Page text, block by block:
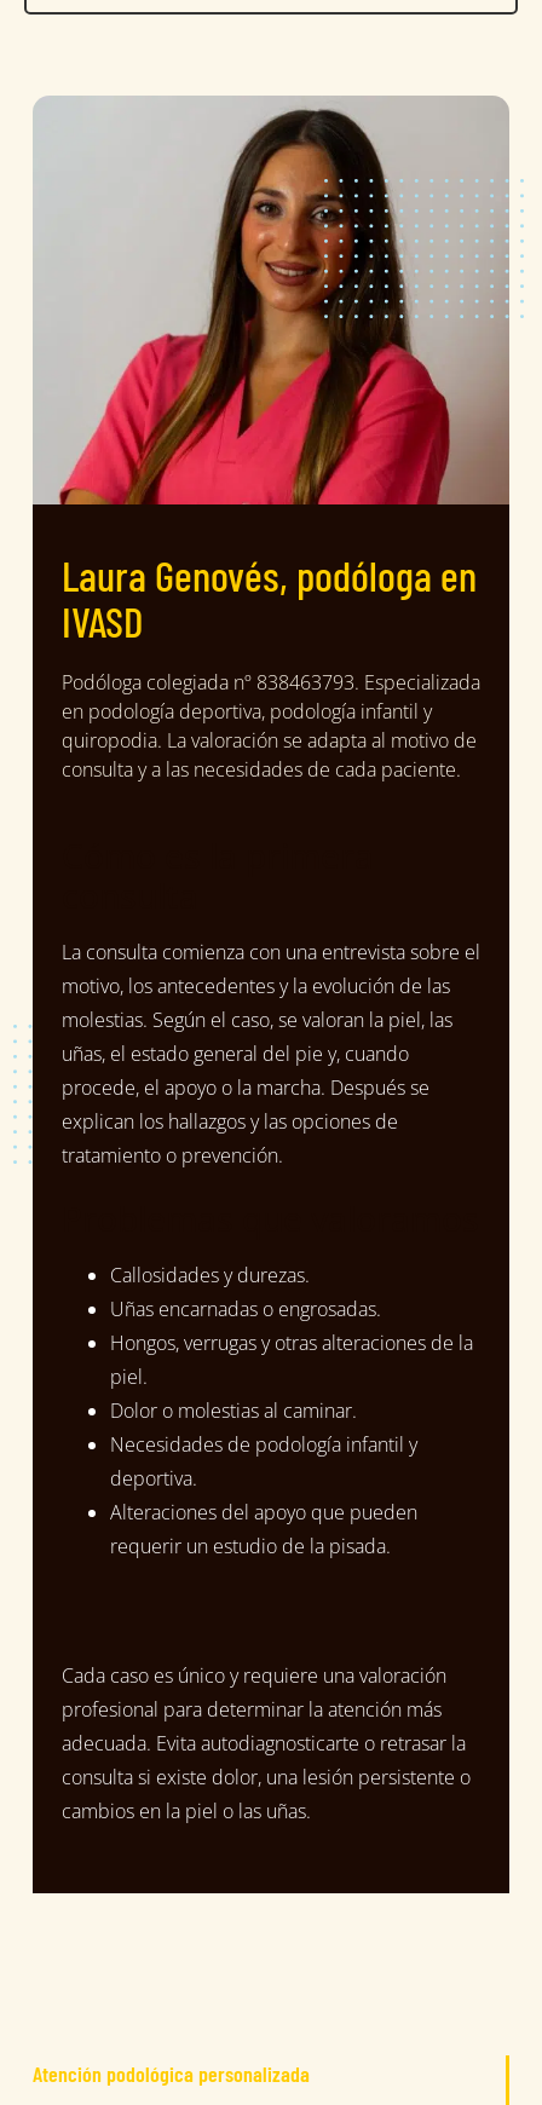
Laura Genovés, podóloga en
IVASD
Podóloga colegiada nº 838463793. Especializada
en podología deportiva, podología infantil y
quiropodia. La valoración se adapta al motivo de
consulta y a las necesidades de cada paciente.
La consulta comienza con una entrevista sobre el
motivo, los antecedentes y la evolución de las
molestias. Según el caso, se valoran la piel, las
uñas, el estado general del pie y, cuando
procede, el apoyo o la marcha. Después se
explican los hallazgos y las opciones de
tratamiento o prevención.
Callosidades y durezas.
Uñas encarnadas o engrosadas.
Hongos, verrugas y otras alteraciones de la
piel.
Dolor o molestias al caminar.
Necesidades de podología infantil y
deportiva.
Alteraciones del apoyo que pueden
requerir un estudio de la pisada.
Cada caso es único y requiere una valoración
profesional para determinar la atención más
adecuada. Evita autodiagnosticarte o retrasar la
consulta si existe dolor, una lesión persistente o
cambios en la piel o las uñas.
Atención podológica personalizada